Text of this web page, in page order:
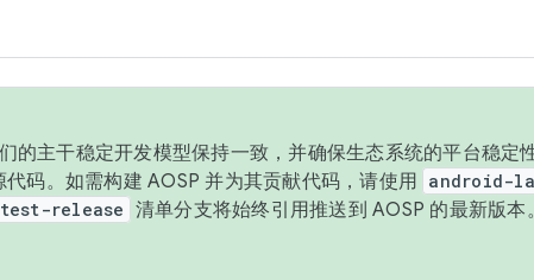
的主干稳定开发模型保持一致，并确保生态系统的平台稳定
码。如需构建 AOSP 并为其贡献代码，请使用 android-
release 清单分支将始终引用推送到 AOSP 的最新版